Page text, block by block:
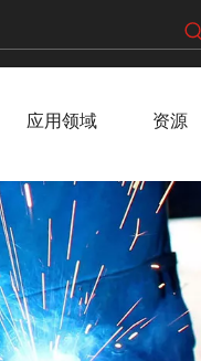
应用领域 资源